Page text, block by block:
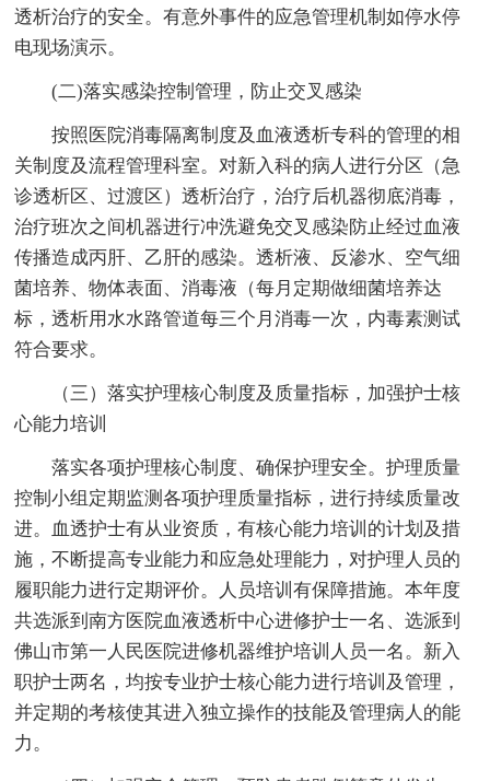
透析治疗的安全。有意外事件的应急管理机制如停水停
电现场演示。
(二)落实感染控制管理，防止交叉感染
按照医院消毒隔离制度及血液透析专科的管理的相
关制度及流程管理科室。对新入科的病人进行分区（急
诊透析区、过渡区）透析治疗，治疗后机器彻底消毒，
治疗班次之间机器进行冲洗避免交叉感染防止经过血液
传播造成丙肝、乙肝的感染。透析液、反渗水、空气细
菌培养、物体表面、消毒液（每月定期做细菌培养达
标，透析用水水路管道每三个月消毒一次，内毒素测试
符合要求。
（三）落实护理核心制度及质量指标，加强护士核
心能力培训
落实各项护理核心制度、确保护理安全。护理质量
控制小组定期监测各项护理质量指标，进行持续质量改
进。血透护士有从业资质，有核心能力培训的计划及措
施，不断提高专业能力和应急处理能力，对护理人员的
履职能力进行定期评价。人员培训有保障措施。本年度
共选派到南方医院血液透析中心进修护士一名、选派到
佛山市第一人民医院进修机器维护培训人员一名。新入
职护士两名，均按专业护士核心能力进行培训及管理，
并定期的考核使其进入独立操作的技能及管理病人的能
力。